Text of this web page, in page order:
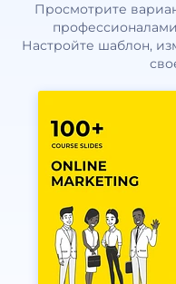
Просмотрите
Настройте шаблон,